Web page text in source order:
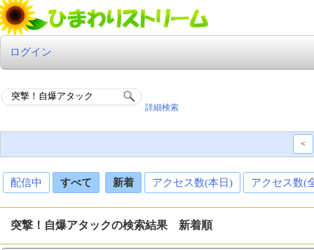
ログイン
詳細検索
<
配信中 すべて 新着 アクセス数(本日) アクセス数(
突撃！自爆アタックの検索結果 新着順